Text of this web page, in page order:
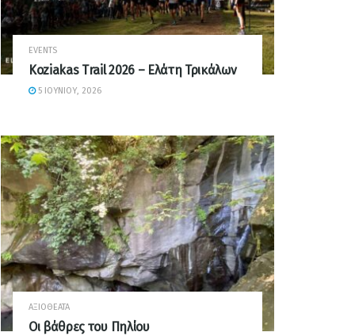
EVENTS
Koziakas Trail 2026 – Ελάτη Τρικάλων
5 ΙΟΥΝΊΟΥ, 2026
ΑΞΙΟΘΈΑΤΑ
Οι βάθρες του Πηλίου